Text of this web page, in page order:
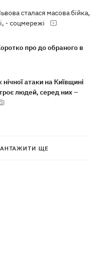
сталася масова бійка,
- соцмережі
про до обраного в
нічної атаки на Київщині
людей, серед них –
можна робити
ЩЕ